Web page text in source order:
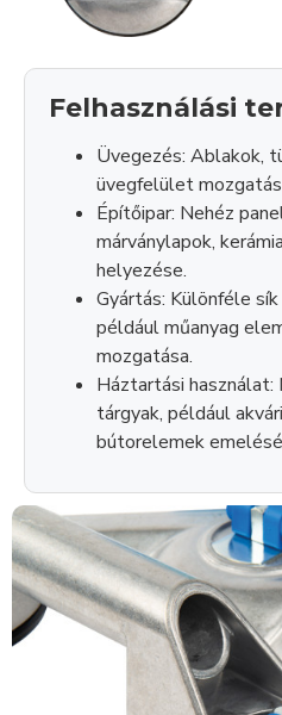
Felhasználási
Üvegezés: Ablakok,
üvegfelület
Építőipar: Nehéz
márványlapok,
helyezése.
Gyártás: Különféle
például műanyag
mozgatása.
Háztartási
tárgyak, például
bútorelemek